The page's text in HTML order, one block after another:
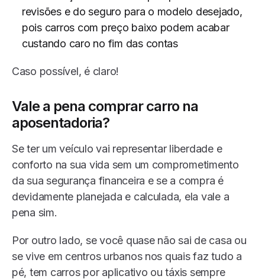
revisões e do seguro para o modelo desejado,
pois carros com preço baixo podem acabar
custando caro no fim das contas
Caso possível, é claro!
Vale a pena comprar carro na
aposentadoria?
Se ter um veículo vai representar liberdade e
conforto na sua vida sem um comprometimento
da sua segurança financeira e se a compra é
devidamente planejada e calculada, ela vale a
pena sim.
Por outro lado, se você quase não sai de casa ou
se vive em centros urbanos nos quais faz tudo a
pé, tem carros por aplicativo ou táxis sempre